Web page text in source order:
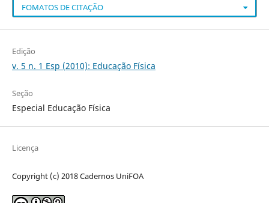
FOMATOS DE CITAÇÃO
Edição
v. 5 n. 1 Esp (2010): Educação Física
Seção
Especial Educação Física
Licença
Copyright (c) 2018 Cadernos UniFOA